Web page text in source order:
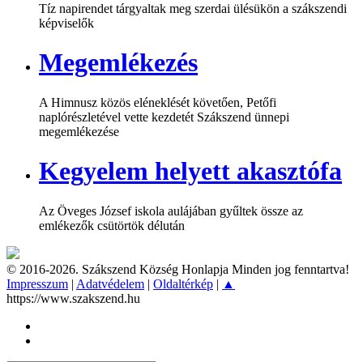
Tíz napirendet tárgyaltak meg szerdai ülésükön a szákszendi
képviselők
Megemlékezés
A Himnusz közös eléneklését követően, Petőfi
naplórészletével vette kezdetét Szákszend ünnepi
megemlékezése
Kegyelem helyett akasztófa
Az Öveges József iskola aulájában gyűltek össze az
emlékezők csütörtök délután
© 2016-2026. Szákszend Község Honlapja Minden jog fenntartva!
Impresszum | Adatvédelem | Oldaltérkép | ▲
https://www.szakszend.hu